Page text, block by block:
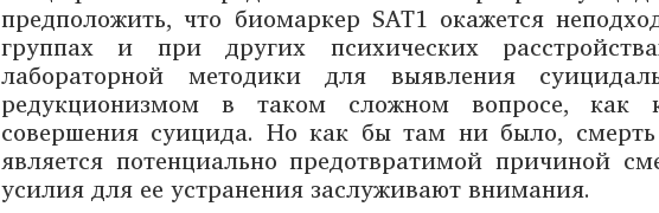
предположить, что биомаркер SAT1 окажется
группах и при других психических
лабораторной методики для выявления
редукционизмом в таком сложном вопросе, как
совершения суицида. Но как бы там ни было, смерть
является потенциально предотвратимой причиной
усилия для ее устранения заслуживают внимания.